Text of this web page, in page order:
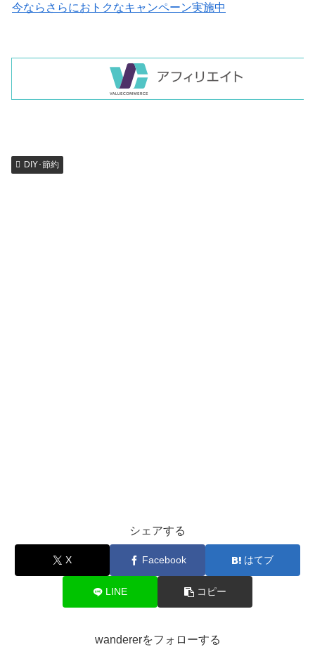
今ならさらにおトクなキャンペーン実施中
DIY･節約
シェアする
X Facebook はてブ
LINE コピー
wandererをフォローする